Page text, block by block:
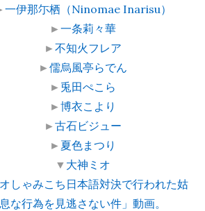
一伊那尓栖（Ninomae Inarisu）
►一条莉々華
►不知火フレア
►儒烏風亭らでん
► 兎田ぺこら
►博衣こより
►古石ビジュー
► 夏色まつり
▼ 大神ミオ
オしゃみこち日本語対決で行われた姑
息な行為を見逃さない件」動画。